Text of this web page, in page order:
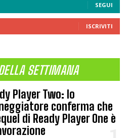
SEGUI
ISCRIVITI
SETTIMANA
Player Two: lo
conferma che
di Ready Player One è